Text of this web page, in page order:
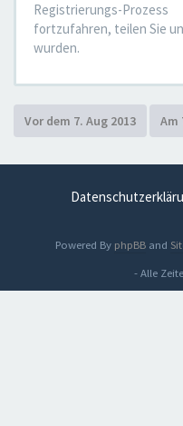
Registrierungs-Prozess
fortzufahren, teilen Sie
wurden.
Powered By phpBB and
- Alle